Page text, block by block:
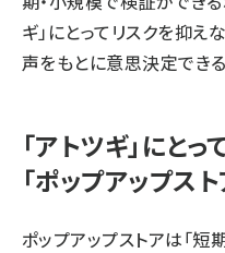
ギ」にとってリスクを抑
声をもとに意思決定でき
「アトツギ」にと
「ポップアップスト
ポップアップストアは「短